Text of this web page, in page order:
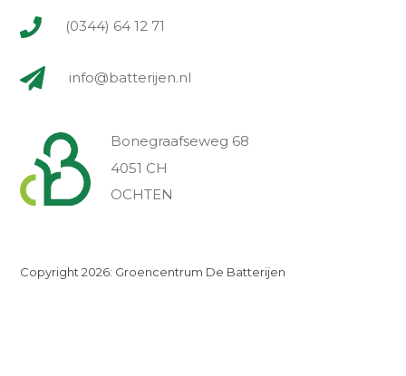
(0344) 64 12 71
info@batterijen.nl
Bonegraafseweg 68
4051 CH
OCHTEN
Copyright 2026: Groencentrum De Batterijen